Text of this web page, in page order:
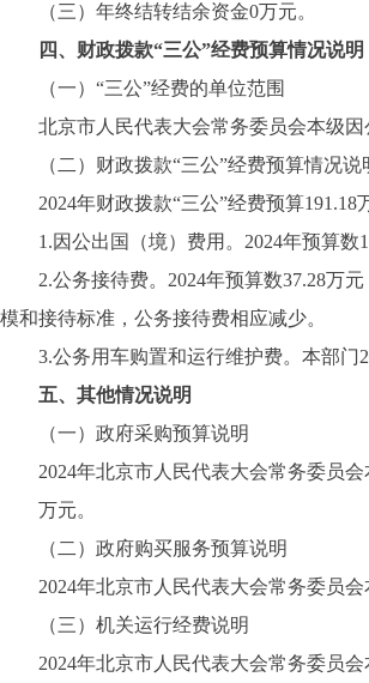
（三）年终结转结余资金0万元。
四、财政拨款“三公”经费预算情况说明
（一）“三公”经费的单位范围
北京市人民代表大会常务委员会本级因
（二）财政拨款“三公”经费预算情况说
2024年财政拨款“三公”经费预算191.18
1.因公出国（境）费用。2024年预算数
2.公务接待费。2024年预算数37.28万元
模和接待标准，公务接待费相应减少。
3.公务用车购置和运行维护费。本部门
五、其他情况说明
（一）政府采购预算说明
2024年北京市人民代表大会常务委员会
万元。
（二）政府购买服务预算说明
2024年北京市人民代表大会常务委员会
（三）机关运行经费说明
2024年北京市人民代表大会常务委员会